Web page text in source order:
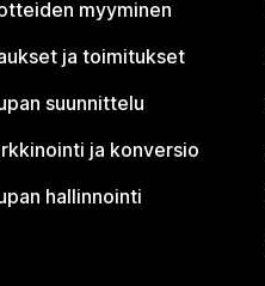
myyminen
ja toimitukset
suunnittelu
ja konversio
hallinnointi